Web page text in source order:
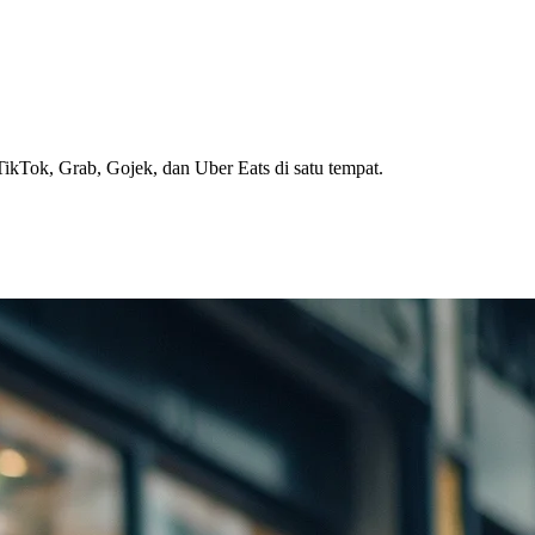
Grab, Gojek, dan Uber Eats di satu tempat.